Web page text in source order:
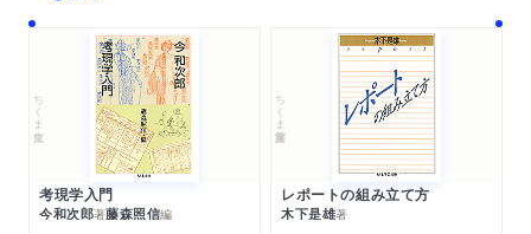
ちくま文庫
考現学入門
今和次郎著藤森照信編
ちくま学芸文庫
レポートの組み立て方
木下是雄著